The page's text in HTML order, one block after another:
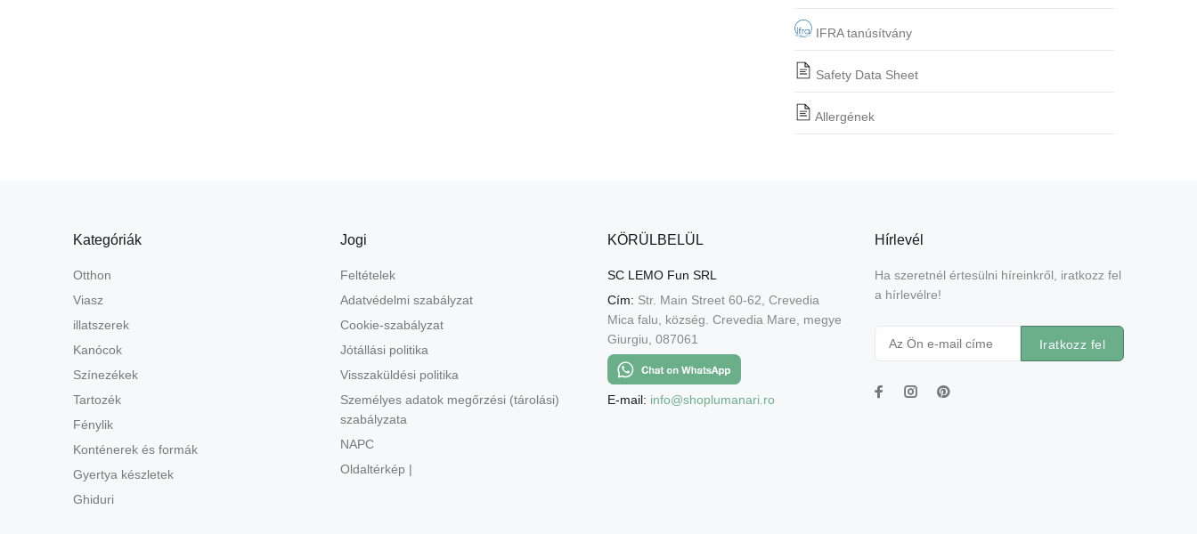
IFRA tanúsítvány
Safety Data Sheet
Allergének
Kategóriák
Otthon
Viasz
illatszerek
Kanócok
Színezékek
Tartozék
Fénylik
Konténerek és formák
Gyertya készletek
Ghiduri
Jogi
Feltételek
Adatvédelmi szabályzat
Cookie-szabályzat
Jótállási politika
Visszaküldési politika
Személyes adatok megőrzési (tárolási)
szabályzata
NAPC
Oldaltérkép |
KÖRÜLBELÜL
SC LEMO Fun SRL
Cím: Str. Main Street 60-62, Crevedia
Mica falu, község. Crevedia Mare, megye
Giurgiu, 087061
E-mail: info@shoplumanari.ro
Hírlevél
Ha szeretnél értesülni híreinkről, iratkozz fel
a hírlevélre!
Iratkozz fel